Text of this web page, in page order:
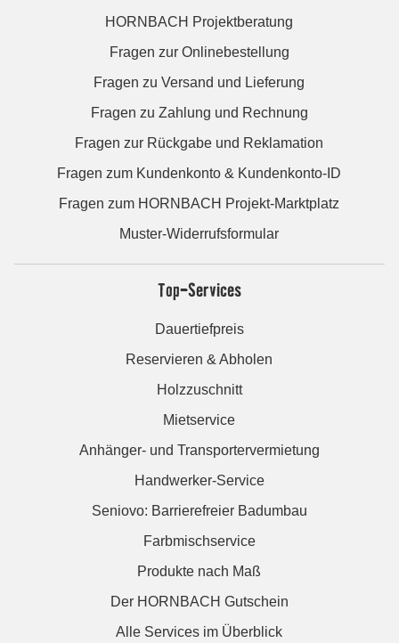
HORNBACH Projektberatung
Fragen zur Onlinebestellung
Fragen zu Versand und Lieferung
Fragen zu Zahlung und Rechnung
Fragen zur Rückgabe und Reklamation
Fragen zum Kundenkonto & Kundenkonto-ID
Fragen zum HORNBACH Projekt-Marktplatz
Muster-Widerrufsformular
Top-Services
Dauertiefpreis
Reservieren & Abholen
Holzzuschnitt
Mietservice
Anhänger- und Transportervermietung
Handwerker-Service
Seniovo: Barrierefreier Badumbau
Farbmischservice
Produkte nach Maß
Der HORNBACH Gutschein
Alle Services im Überblick